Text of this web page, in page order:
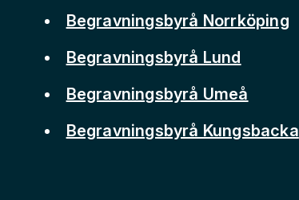
Begravningsbyrå Norrköping
Begravningsbyrå Lund
Begravningsbyrå Umeå
Begravningsbyrå Kungsbacka